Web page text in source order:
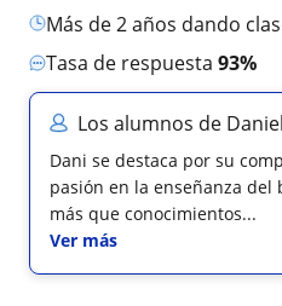
más de 2 años dando
Tasa de respuesta 93%
Los alumnos de
Dani se destaca por su
pasión en la enseñanza
más que conocimientos...
Ver más